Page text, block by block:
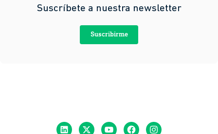
Suscríbete a nuestra newsletter
Suscribirme